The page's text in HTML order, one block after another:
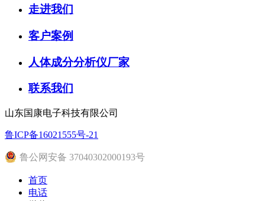
走进我们
客户案例
人体成分分析仪厂家
联系我们
山东国康电子科技有限公司
鲁ICP备16021555号-21
鲁公网安备 37040302000193号
首页
电话